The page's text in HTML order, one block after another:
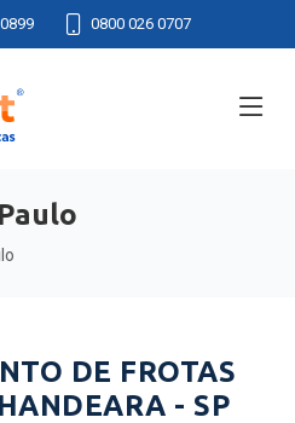
0800 026 0707
DE FROTAS
- SP